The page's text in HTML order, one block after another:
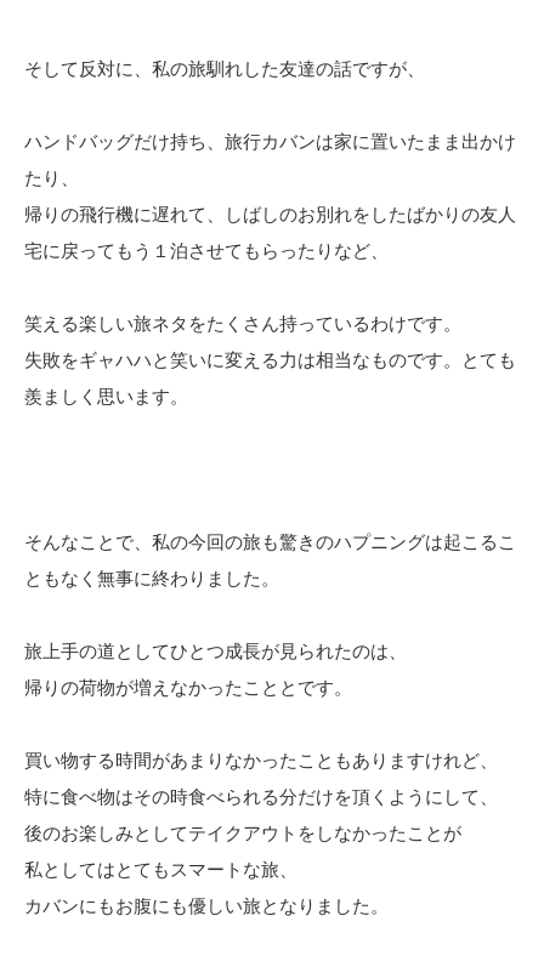
そして反対に、私の旅馴れした友達の話ですが、
ハンドバッグだけ持ち、旅行カバンは家に置いたまま出かけ
たり、
帰りの飛行機に遅れて、しばしのお別れをしたばかりの友人
宅に戻ってもう１泊させてもらったりなど、
笑える楽しい旅ネタをたくさん持っているわけです。
失敗をギャハハと笑いに変える力は相当なものです。とても
羨ましく思います。
そんなことで、私の今回の旅も驚きのハプニングは起こるこ
ともなく無事に終わりました。
旅上手の道としてひとつ成長が見られたのは、
帰りの荷物が増えなかったこととです。
買い物する時間があまりなかったこともありますけれど、
特に食べ物はその時食べられる分だけを頂くようにして、
後のお楽しみとしてテイクアウトをしなかったことが
私としてはとてもスマートな旅、
カバンにもお腹にも優しい旅となりました。